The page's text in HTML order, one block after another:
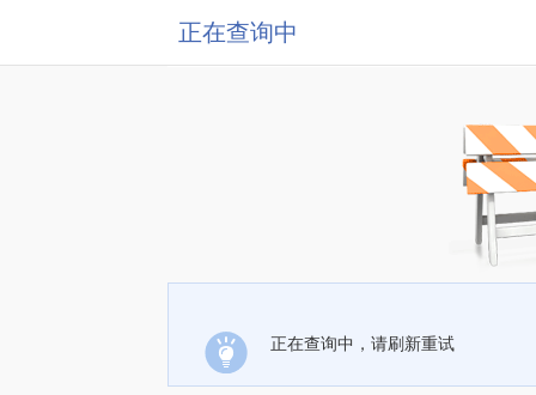
正在查询中
正在查询中，请刷新重试